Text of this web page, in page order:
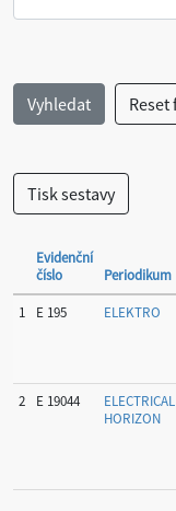
Evidenční
číslo
Periodikum
1
E 195 ELEKTRO
2 E 19044
ELECTRICAL
HORIZON